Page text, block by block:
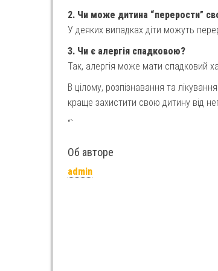
2. Чи може дитина “перерости”
У деяких випадках діти можуть
3. Чи є алергія спадковою?
Так, алергія може мати спадковий
В цілому, розпізнавання та
краще захистити свою дитину від
“`
Об авторе
admin